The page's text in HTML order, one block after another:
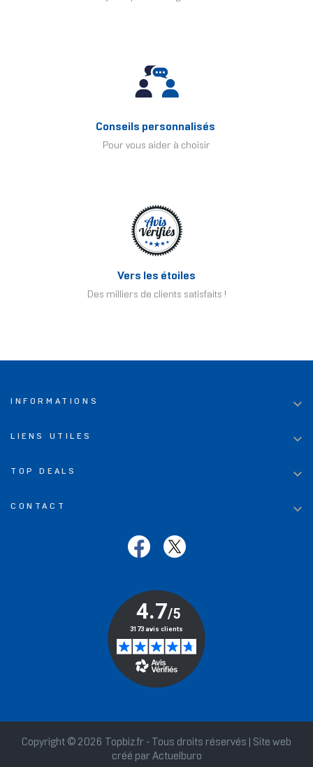
Conseils personnalisés
Pour vous aider à choisir
Vers les étoiles
Des milliers de clients satisfaits !
INFORMATIONS 
LIENS UTILES 
TOP DEALS 
CONTACT 
Copyright © 2026 Topbiz.fr - Tous droits réservés | Site web
créé par Actuelburo